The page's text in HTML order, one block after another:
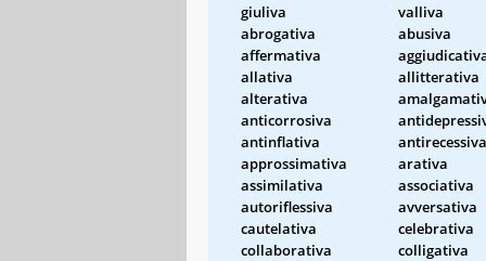
giuliva
valliva
abrogativa
abusiva
affermativa
allativa
allitterativa
alterativa
anticorrosiva
antinflativa
antirecessiva
approssimativa
arativa
assimilativa
associativa
autoriflessiva
avversativa
cautelativa
celebrativa
collaborativa
colligativa